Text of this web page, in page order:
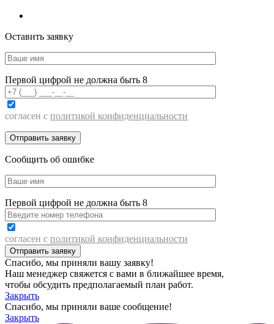
Оставить заявку
Первой цифрой не должна быть 8
согласен с политикой конфиденциальности
Сообщить об ошибке
Первой цифрой не должна быть 8
согласен с политикой конфиденциальности
Спасибо, мы приняли вашу заявку!
Наш менеджер свяжется с вами в ближайшее время,
чтобы обсудить предполагаемый план работ.
Закрыть
Спасибо, мы приняли ваше сообщение!
Закрыть